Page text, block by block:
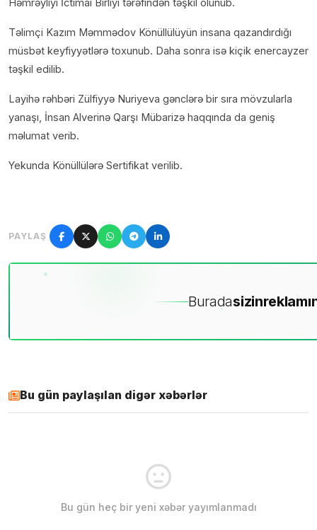
Həmrəyliyi İctimai Birliyi tərəfindən təşkil olunub.
Təlimçi Kazım Məmmədov Könüllülüyün insana qazandırdığı
müsbət keyfiyyətlərə toxunub. Daha sonra isə kiçik enercayzer
təşkil edilib.
Layihə rəhbəri Zülfiyyə Nuriyeva gənclərə bir sıra mövzularla
yanaşı, İnsan Alverinə Qarşı Mübarizə haqqında da geniş
məlumat verib.
Yekunda Könüllülərə Sertifikat verilib.
PAYLAŞ
Buradasizin
Bu gün paylaşılan digər xəbərlər
Bu gün heç bir yeni xəbər yayımlanmadı